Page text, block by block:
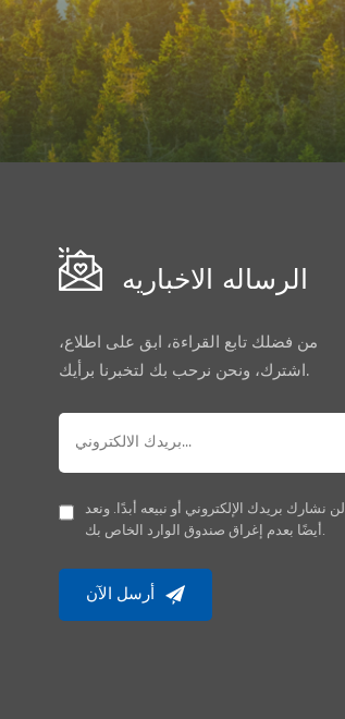
الرساله الاخباريه
من فضلك تابع القراءة، ابق على اطلاع،
اشترك، ونحن نرحب بك لتخبرنا برأيك.
لن نشارك بريدك الإلكتروني أو نبيعه أبدًا. ونعد
أيضًا بعدم إغراق صندوق الوارد الخاص بك.
أرسل الآن